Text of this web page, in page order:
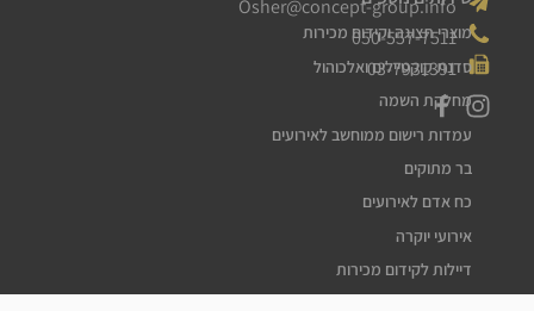
Osher@concept-group.info
050-557-7511
03-7931391
מוצרי תצוגה וקידום מכירות
סדנת קוקטיילים ואלכוהול
מחלקת השמה
עמדות רישום ממוחשב לאירועים
בר מתוקים
כח אדם לאירועים
אירועי יוקרה
דיילות לקידום מכירות